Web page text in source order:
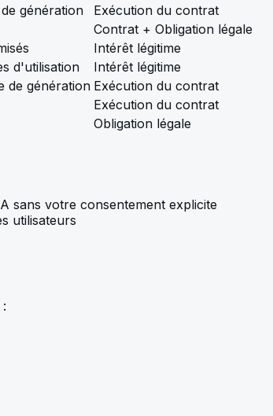
génération
Exécution du contrat
Contrat + Obligation légale
Intérêt légitime
d'utilisation
Intérêt légitime
de génération Exécution du contrat
Exécution du contrat
Obligation légale
sans votre consentement explicite
utilisateurs